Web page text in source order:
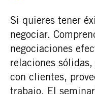
Si quieres tener
negociar.
negociaciones
relaciones
con clientes,
trabajo. El